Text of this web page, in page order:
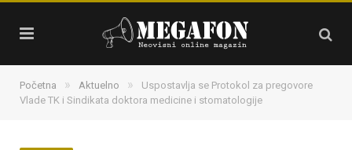
Početna » Aktuelno »
Uspostavlja se Protokol za pregovore
Vlade TK i Sindikata doktora medicine i stomatologije